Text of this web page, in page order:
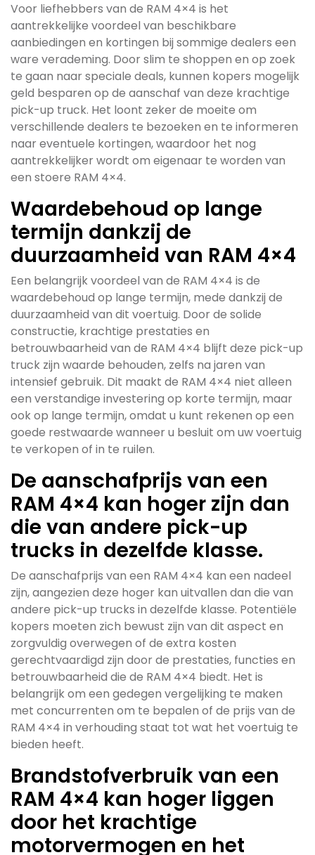
Voor liefhebbers van de RAM 4×4 is het
aantrekkelijke voordeel van beschikbare
aanbiedingen en kortingen bij sommige dealers een
ware verademing. Door slim te shoppen en op zoek
te gaan naar speciale deals, kunnen kopers mogelijk
geld besparen op de aanschaf van deze krachtige
pick-up truck. Het loont zeker de moeite om
verschillende dealers te bezoeken en te informeren
naar eventuele kortingen, waardoor het nog
aantrekkelijker wordt om eigenaar te worden van
een stoere RAM 4×4.
Waardebehoud op lange
termijn dankzij de
duurzaamheid van RAM 4×4
Een belangrijk voordeel van de RAM 4×4 is de
waardebehoud op lange termijn, mede dankzij de
duurzaamheid van dit voertuig. Door de solide
constructie, krachtige prestaties en
betrouwbaarheid van de RAM 4×4 blijft deze pick-up
truck zijn waarde behouden, zelfs na jaren van
intensief gebruik. Dit maakt de RAM 4×4 niet alleen
een verstandige investering op korte termijn, maar
ook op lange termijn, omdat u kunt rekenen op een
goede restwaarde wanneer u besluit om uw voertuig
te verkopen of in te ruilen.
De aanschafprijs van een
RAM 4×4 kan hoger zijn dan
die van andere pick-up
trucks in dezelfde klasse.
De aanschafprijs van een RAM 4×4 kan een nadeel
zijn, aangezien deze hoger kan uitvallen dan die van
andere pick-up trucks in dezelfde klasse. Potentiële
kopers moeten zich bewust zijn van dit aspect en
zorgvuldig overwegen of de extra kosten
gerechtvaardigd zijn door de prestaties, functies en
betrouwbaarheid die de RAM 4×4 biedt. Het is
belangrijk om een gedegen vergelijking te maken
met concurrenten om te bepalen of de prijs van de
RAM 4×4 in verhouding staat tot wat het voertuig te
bieden heeft.
Brandstofverbruik van een
RAM 4×4 kan hoger liggen
door het krachtige
motorvermogen en het